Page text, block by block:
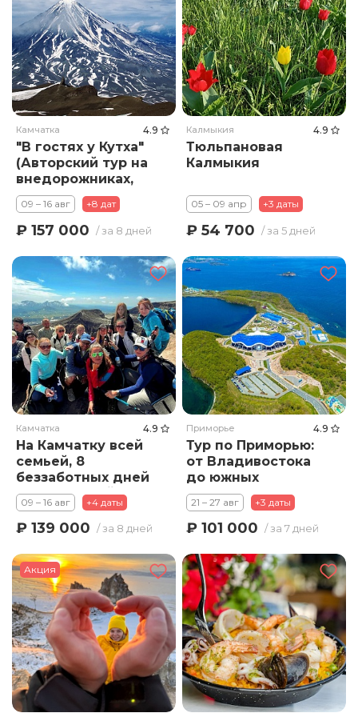
Камчатка 4.9
"В гостях у Кутха"
(Авторский тур на
внедорожниках,
без палаток и
восхождений)
09 – 16 авг +8 дат
₽ 157 000 / за 8 дней
Калмыкия 4.9
Тюльпановая
Калмыкия
05 – 09 апр +3 даты
₽ 54 700 / за 5 дней
Камчатка 4.9
На Камчатку всей
семьей, 8
беззаботных дней
приключений и
эмоций
09 – 16 авг +4 даты
₽ 139 000 / за 8 дней
Приморье 4.9
Тур по Приморью:
от Владивостока
до южных
островов
21 – 27 авг +3 даты
₽ 101 000 / за 7 дней
Акция